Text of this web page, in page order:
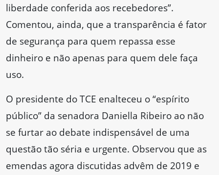
liberdade conferida aos recebedores”.
Comentou, ainda, que a transparência é fator
de segurança para quem repassa esse
dinheiro e não apenas para quem dele faça
uso.
O presidente do TCE enalteceu o “espírito
público” da senadora Daniella Ribeiro ao não
se furtar ao debate indispensável de uma
questão tão séria e urgente. Observou que as
emendas agora discutidas advêm de 2019 e